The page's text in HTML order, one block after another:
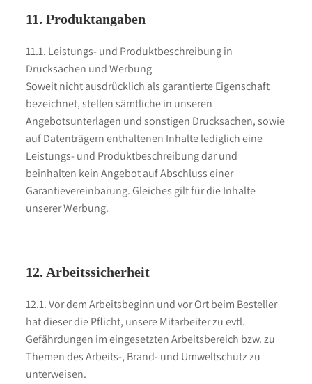
11. Produktangaben
11.1. Leistungs- und Produktbeschreibung in
Drucksachen und Werbung
Soweit nicht ausdrücklich als garantierte Eigenschaft
bezeichnet, stellen sämtliche in unseren
Angebotsunterlagen und sonstigen Drucksachen, sowie
auf Datenträgern enthaltenen Inhalte lediglich eine
Leistungs- und Produktbeschreibung dar und
beinhalten kein Angebot auf Abschluss einer
Garantievereinbarung. Gleiches gilt für die Inhalte
unserer Werbung.
12. Arbeitssicherheit
12.1. Vor dem Arbeitsbeginn und vor Ort beim Besteller
hat dieser die Pflicht, unsere Mitarbeiter zu evtl.
Gefährdungen im eingesetzten Arbeitsbereich bzw. zu
Themen des Arbeits-, Brand- und Umweltschutz zu
unterweisen.